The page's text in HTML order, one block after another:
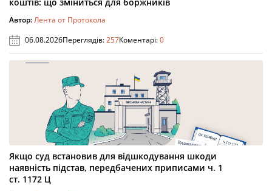
Автор:Лента от Протокола
06.08.2026Переглядів:257Коментарі:0
Якщо суд встановив для відшкодування шкоди
наявність підстав, передбачених приписами ч. 1
ст. 1172 Ц